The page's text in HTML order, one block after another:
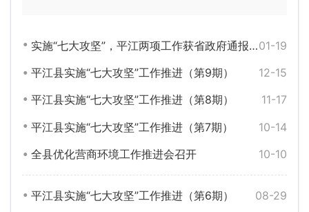
01-19
实施“七大攻坚”，平江两项工作获省政府通报表扬
12-15
平江县实施“七大攻坚”工作推进（第9期）
11-17
平江县实施“七大攻坚”工作推进（第8期）
10-14
平江县实施“七大攻坚”工作推进（第7期）
10-10
全县优化营商环境工作推进会召开
08-29
平江县实施“七大攻坚”工作推进（第6期）